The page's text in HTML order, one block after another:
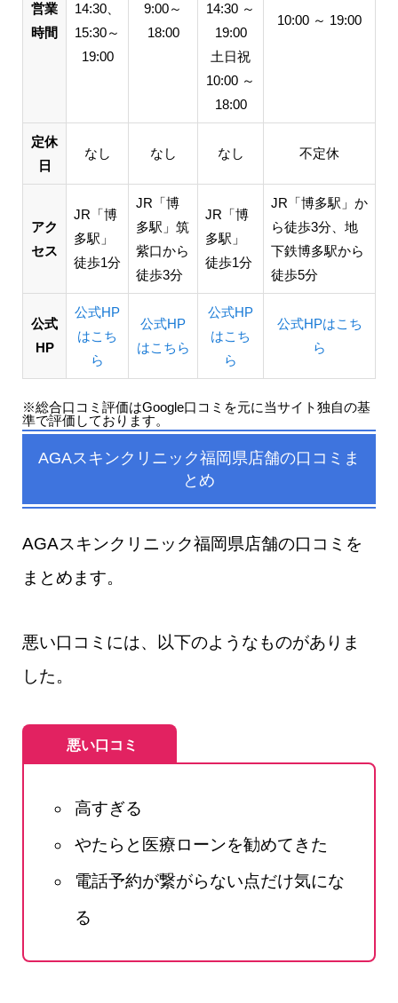
営業
時間
14:30、
15:30～
19:00
9:00～
18:00
14:30 ～
19:00
土日祝
10:00 ～
18:00
10:00 ～ 19:00
定休
日
なし なし なし 不定休
アク
セス
JR「博
多駅」
徒歩1分
JR「博
多駅」筑
紫口から
徒歩3分
JR「博
多駅」
徒歩1分
JR「博多駅」か
ら徒歩3分、地
下鉄博多駅から
徒歩5分
公式
HP
公式HP
はこち
ら
公式HP
はこちら
公式HP
はこち
ら
公式HPはこち
ら
※総合口コミ評価はGoogle口コミを元に当サイト独自の基
準で評価しております。
AGAスキンクリニック福岡県店舗の口コミま
とめ
AGAスキンクリニック福岡県店舗の口コミを
まとめます。
悪い口コミには、以下のようなものがありま
した。
悪い口コミ
高すぎる
やたらと医療ローンを勧めてきた
電話予約が繋がらない点だけ気にな
る